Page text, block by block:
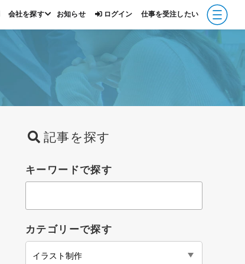
会社を探す お知らせ ログイン 仕事を受注したい
記事を探す
キーワードで探す
カテゴリーで探す